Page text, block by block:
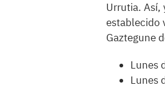
Urrutia. Así,
establecido
Gaztegune
Lunes
Lunes